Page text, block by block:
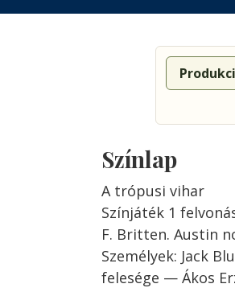
Színlap
A trópusi vihar
Színjáték 1
F. Britten. Austin
Személyek: Jack
felesége — Ákos